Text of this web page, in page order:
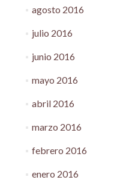
agosto 2016
julio 2016
junio 2016
mayo 2016
abril 2016
marzo 2016
febrero 2016
enero 2016